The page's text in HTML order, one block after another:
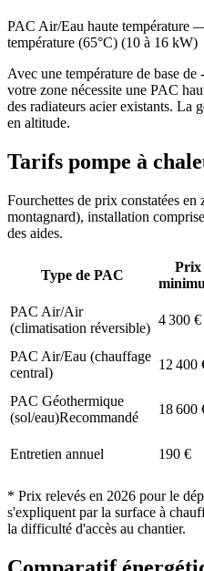
PAC Air/Eau haute température
température (65°C) (10 à 16 kW)
Avec une température de base
votre zone nécessite une PAC
des radiateurs acier existants. La
en altitude.
Tarifs pompe à
Fourchettes de prix constatées en
montagnard), installation
des aides.
Type de PAC
Prix
PAC Air/Air
(climatisation réversible)
4 300 €
PAC Air/Eau (chauffage
central)
12 400
PAC Géothermique
(sol/eau)Recommandé
18 600
Entretien annuel
190 €
* Prix relevés en 2026 pour le
s'expliquent par la surface à
la difficulté d'accès au chantier.